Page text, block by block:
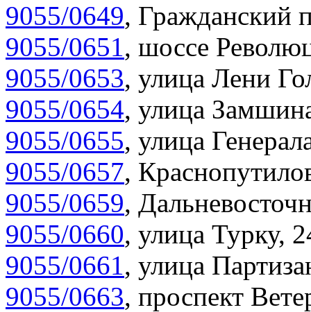
9055/0649, Гражданский
9055/0651, шоссе
9055/0653, улица Лени
9055/0654, улица
9055/0655, улица
9055/0657,
9055/0659,
9055/0660, улица Турку,
9055/0661, улица
9055/0663, проспект